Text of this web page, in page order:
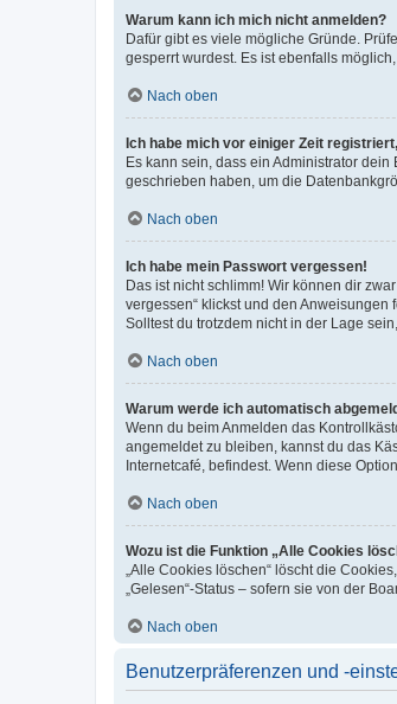
Warum kann ich mich nicht anmelden?
Dafür gibt es viele mögliche Gründe.
gesperrt wurdest. Es ist ebenfalls
Nach oben
Ich habe mich vor einiger Zeit
Es kann sein, dass ein Administrator
geschrieben haben, um die
Nach oben
Ich habe mein Passwort vergessen!
Das ist nicht schlimm! Wir können dir
vergessen“ klickst und den
Solltest du trotzdem nicht in der Lage
Nach oben
Warum werde ich automatisch
Wenn du beim Anmelden das
angemeldet zu bleiben, kannst du das
Internetcafé, befindest. Wenn diese
Nach oben
Wozu ist die Funktion „Alle Cookies
„Alle Cookies löschen“ löscht die
„Gelesen“-Status – sofern sie von der
Nach oben
Benutzerpräferenzen und -